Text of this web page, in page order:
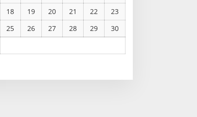
18 19 20 21 22
23
25 26 27 28 29
30